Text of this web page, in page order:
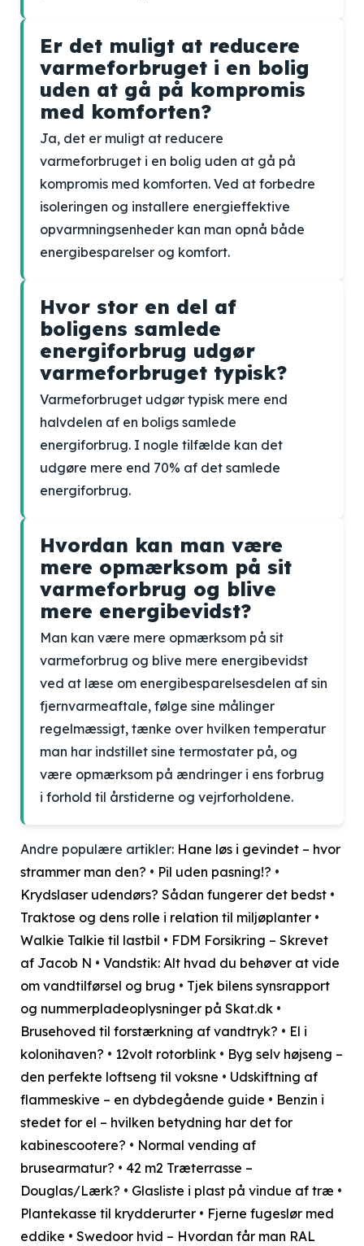
Er det muligt at reducere
varmeforbruget i en bolig
uden at gå på kompromis
med komforten?
Ja, det er muligt at reducere
varmeforbruget i en bolig uden at gå på
kompromis med komforten. Ved at forbedre
isoleringen og installere energieffektive
opvarmningsenheder kan man opnå både
energibesparelser og komfort.
Hvor stor en del af
boligens samlede
energiforbrug udgør
varmeforbruget typisk?
Varmeforbruget udgør typisk mere end
halvdelen af ​​en boligs samlede
energiforbrug. I nogle tilfælde kan det
udgøre mere end 70% af det samlede
energiforbrug.
Hvordan kan man være
mere opmærksom på sit
varmeforbrug og blive
mere energibevidst?
Man kan være mere opmærksom på sit
varmeforbrug og blive mere energibevidst
ved at læse om energibesparelsesdelen af sin
fjernvarmeaftale, følge sine målinger
regelmæssigt, tænke over hvilken temperatur
man har indstillet sine termostater på, og
være opmærksom på ændringer i ens forbrug
i forhold til årstiderne og vejrforholdene.
Andre populære artikler: Hane løs i gevindet – hvor
strammer man den? • Pil uden pasning!? •
Krydslaser udendørs? Sådan fungerer det bedst •
Traktose og dens rolle i relation til miljøplanter •
Walkie Talkie til lastbil • FDM Forsikring – Skrevet
af Jacob N • Vandstik: Alt hvad du behøver at vide
om vandtilførsel og brug • Tjek bilens synsrapport
og nummerpladeoplysninger på Skat.dk •
Brusehoved til forstærkning af vandtryk? • El i
kolonihaven? • 12volt rotorblink • Byg selv højseng –
den perfekte loftseng til voksne • Udskiftning af
flammeskive – en dybdegående guide • Benzin i
stedet for el – hvilken betydning har det for
kabinescootere? • Normal vending af
brusearmatur? • 42 m2 Træterrasse –
Douglas/Lærk? • Glasliste i plast på vindue af træ •
Plantekasse til krydderurter • Fjerne fugeslør med
eddike • Swedoor hvid – Hvordan får man RAL